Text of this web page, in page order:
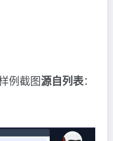
例截图源自列表：